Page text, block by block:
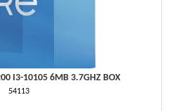
I3-10105 6MB 3.7GHZ BOX
54113